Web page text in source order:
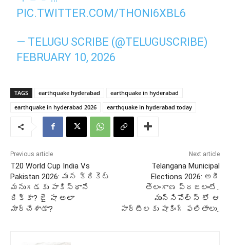
PIC.TWITTER.COM/THONI6XBL6
— TELUGU SCRIBE (@TELUGUSCRIBE)
FEBRUARY 10, 2026
TAGS earthquake hyderabad
earthquake in hyderabad
earthquake in hyderabad 2026
earthquake in hyderabad today
Previous article
T20 World Cup India Vs
Pakistan 2026: మన క్రికెట్
మనుగడకు పాకిస్థానే
దిక్కా? జై షా అలా
మార్చేశాడా?
Next article
Telangana Municipal
Elections 2026: అదీ
తెలంగాణ ప్రజలంటే..
మున్సిపోల్స్ లో ఆ
పార్టీలకు షాకింగ్ ఫలితాలు..